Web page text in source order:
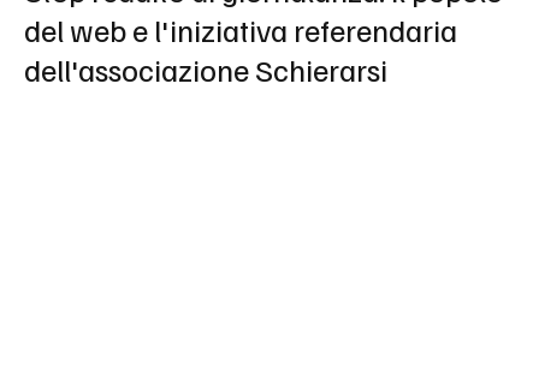
del web e l'iniziativa referendaria
dell'associazione Schierarsi